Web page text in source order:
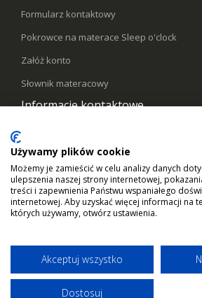
Formularz kontaktowy
Pokrowce na materace Sleep o'clock
Załóż konto
Słownik materacowy
Informacje kontaktowe
Email:kontakt@sleepoclock.pl
Godziny pracy:Pn - Pt / 10:00 - 17:00
Używamy plików cookie
Możemy je zamieścić w celu analizy danych
ulepszenia naszej strony internetowej,
treści i zapewnienia Państwu wspaniałego
internetowej. Aby uzyskać więcej informacji na
których używamy, otwórz ustawienia.
Akceptuj wszystko
Dostosuj